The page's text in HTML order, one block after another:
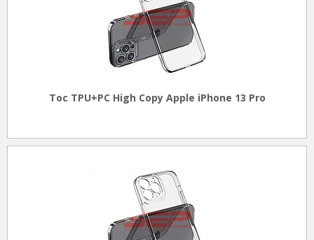
Toc TPU+PC High Copy Apple iPhone 13 Pro